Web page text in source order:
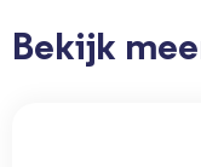
Bekijk